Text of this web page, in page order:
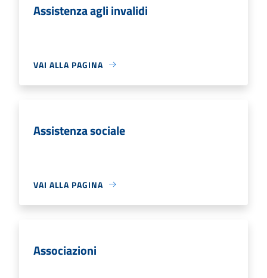
Assistenza agli invalidi
VAI ALLA PAGINA
Assistenza sociale
VAI ALLA PAGINA
Associazioni